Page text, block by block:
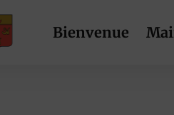
Bienvenue